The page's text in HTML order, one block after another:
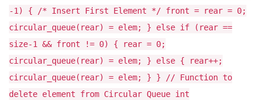
-1) { /* Insert First Element */ front = rear = 0;
circular_queue(rear) = elem; } else if (rear ==
size-1 && front != 0) { rear = 0;
circular_queue(rear) = elem; } else { rear++;
circular_queue(rear) = elem; } } // Function to
delete element from Circular Queue int